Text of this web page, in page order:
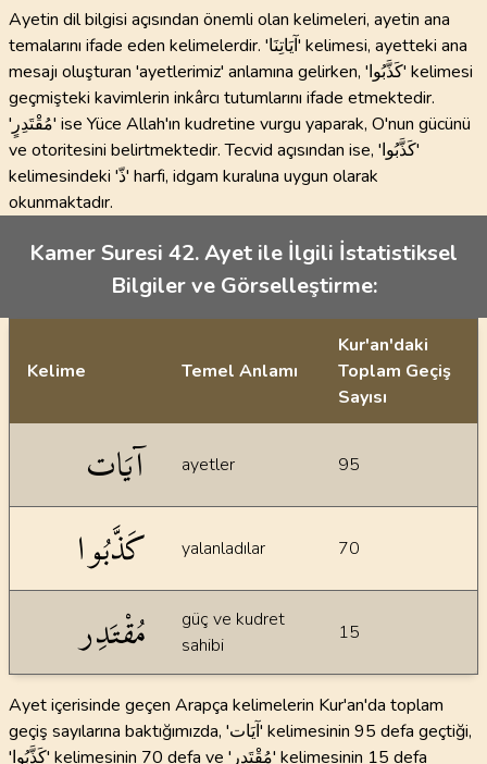
Ayetin dil bilgisi açısından önemli olan kelimeleri, ayetin ana
temalarını ifade eden kelimelerdir. 'آيَاتِنَا' kelimesi, ayetteki ana
mesajı oluşturan 'ayetlerimiz' anlamına gelirken, 'كَذَّبُوا' kelimesi
geçmişteki kavimlerin inkârcı tutumlarını ifade etmektedir.
'مُقْتَدِرٍ' ise Yüce Allah'ın kudretine vurgu yaparak, O'nun gücünü
ve otoritesini belirtmektedir. Tecvid açısından ise, 'كَذَّبُوا'
kelimesindeki 'ذّ' harfi, idgam kuralına uygun olarak
okunmaktadır.
Kamer Suresi 42. Ayet ile İlgili İstatistiksel
Bilgiler ve Görselleştirme:
Kelime Temel Anlamı
Kur'an'daki
Toplam Geçiş
Sayısı
آيَات ayetler 95
كَذَّبُوا yalanladılar 70
مُقْتَدِر
güç ve kudret
sahibi
15
Ayet içerisinde geçen Arapça kelimelerin Kur'an'da toplam
geçiş sayılarına baktığımızda, 'آيَات' kelimesinin 95 defa geçtiği,
'كَذَّبُوا' kelimesinin 70 defa ve 'مُقْتَدِر' kelimesinin 15 defa